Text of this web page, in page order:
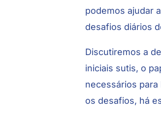
podemos ajudar
desafios diários
Discutiremos a
iniciais sutis, o
necessários
os desafios, há